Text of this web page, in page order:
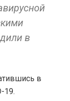
в
в
19.